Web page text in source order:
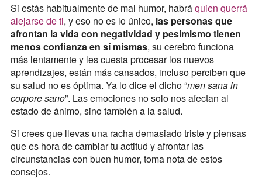
Si estás habitualmente de mal humor, habráquien querrá
alejarse de ti, y eso no es lo único, las personas que
afrontan la vida con negatividad y pesimismo tienen
menos confianza en sí mismas, su cerebro funciona
más lentamente y les cuesta procesar los nuevos
aprendizajes, están más cansados, incluso perciben que
su salud no es óptima. Ya lo dice el dicho “men sana in
corpore sano”. Las emociones no solo nos afectan al
estado de ánimo, sino también a la salud.
Si crees que llevas una racha demasiado triste y piensas
que es hora de cambiar tu actitud y afrontar las
circunstancias con buen humor, toma nota de estos
consejos.